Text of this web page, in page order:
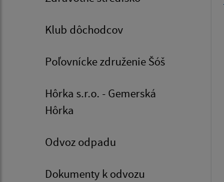
Klub dôchodcov
Poľovnícke združenie Šóš
Hôrka s.r.o. - Gemerská
Hôrka
Odvoz odpadu
Dokumenty k odvozu